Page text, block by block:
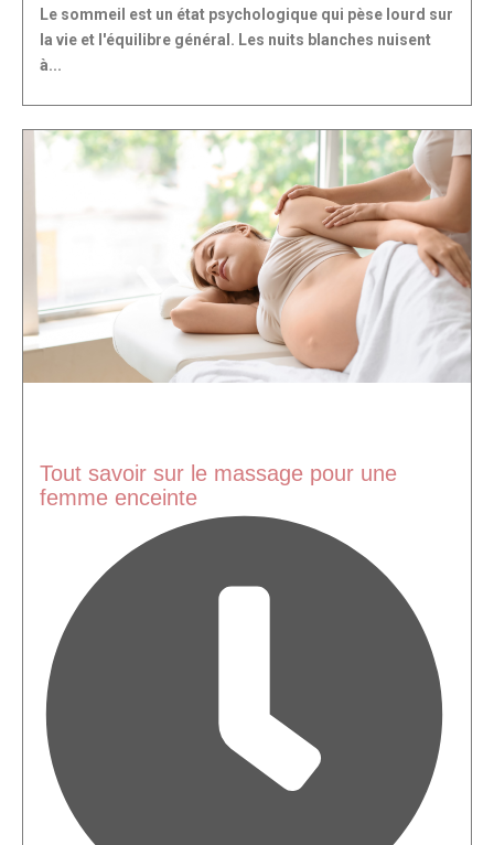
Le sommeil est un état psychologique qui pèse lourd sur
la vie et l'équilibre général. Les nuits blanches nuisent
à...
Tout savoir sur le massage pour une
femme enceinte